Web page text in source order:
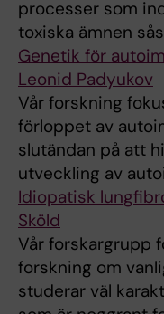
processer som
toxiska ämnen
Genetik för
Leonid Padyukov
Vår forskning
förloppet av
slutändan på att
utveckling av
Idiopatisk
Sköld
Vår forskargrupp
forskning om
studerar väl